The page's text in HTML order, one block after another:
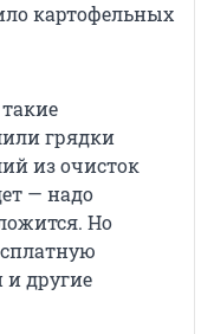
картофельных
грядки
из очисток
— надо
Но
другие